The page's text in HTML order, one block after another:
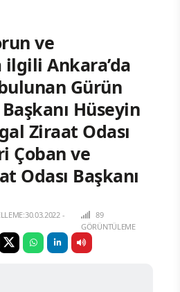
ve
ilgili Ankara’da
Gürün
Hüseyin
Ziraat Odası
Çoban ve
Odası Başkanı
-
89
GÖRÜNTÜLEME